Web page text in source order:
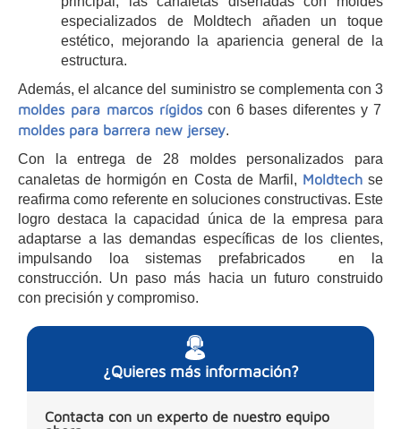
especializados de Moldtech añaden un toque
estético, mejorando la apariencia general de la
estructura.
Además, el alcance del suministro se complementa con 3
moldes para marcos rígidoscon 6 bases diferentes y 7
moldes para barrera new jersey.
Con la entrega de 28 moldes personalizados para
canaletas de hormigón en Costa de Marfil, Moldtechse
reafirma como referente en soluciones constructivas. Este
logro destaca la capacidad única de la empresa para
adaptarse a las demandas específicas de los clientes,
impulsando loa sistemas prefabricados en la
construcción. Un paso más hacia un futuro construido
con precisión y compromiso.
¿Quieres más información?
Contacta con un experto de nuestro equipo